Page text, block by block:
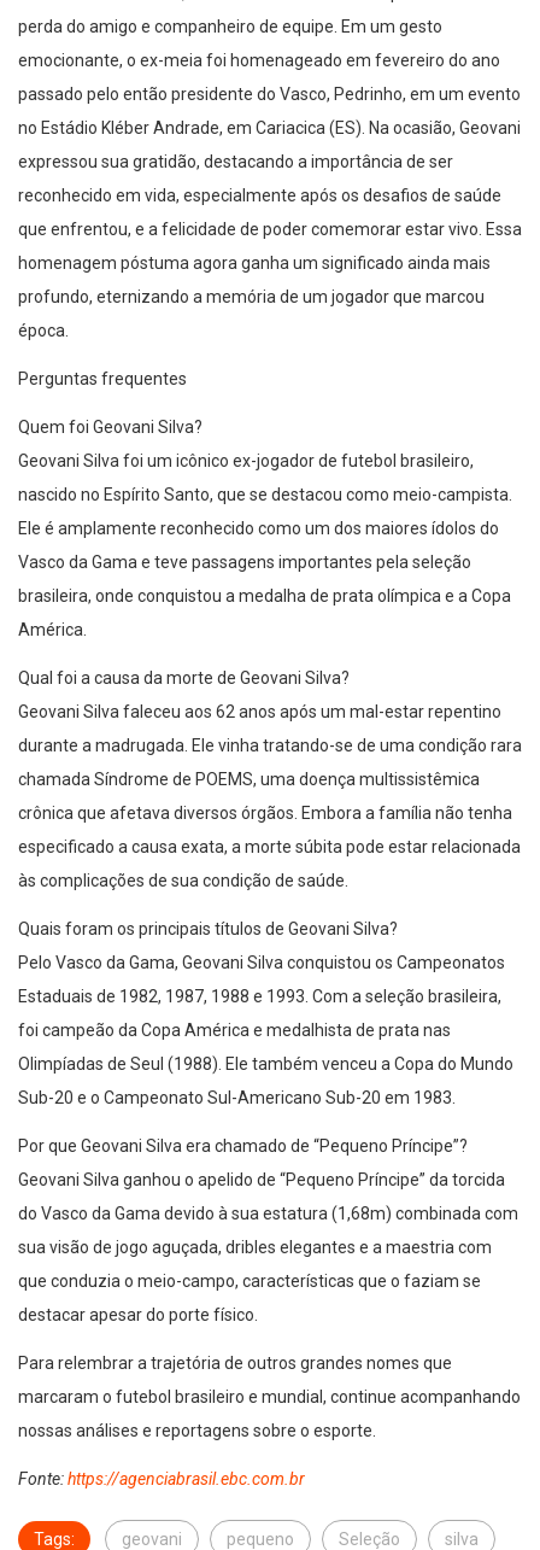
perda do amigo e companheiro de equipe. Em um gesto
emocionante, o ex-meia foi homenageado em fevereiro do ano
passado pelo então presidente do Vasco, Pedrinho, em um evento
no Estádio Kléber Andrade, em Cariacica (ES). Na ocasião, Geovani
expressou sua gratidão, destacando a importância de ser
reconhecido em vida, especialmente após os desafios de saúde
que enfrentou, e a felicidade de poder comemorar estar vivo. Essa
homenagem póstuma agora ganha um significado ainda mais
profundo, eternizando a memória de um jogador que marcou
época.
Perguntas frequentes
Quem foi Geovani Silva?
Geovani Silva foi um icônico ex-jogador de futebol brasileiro,
nascido no Espírito Santo, que se destacou como meio-campista.
Ele é amplamente reconhecido como um dos maiores ídolos do
Vasco da Gama e teve passagens importantes pela seleção
brasileira, onde conquistou a medalha de prata olímpica e a Copa
América.
Qual foi a causa da morte de Geovani Silva?
Geovani Silva faleceu aos 62 anos após um mal-estar repentino
durante a madrugada. Ele vinha tratando-se de uma condição rara
chamada Síndrome de POEMS, uma doença multissistêmica
crônica que afetava diversos órgãos. Embora a família não tenha
especificado a causa exata, a morte súbita pode estar relacionada
às complicações de sua condição de saúde.
Quais foram os principais títulos de Geovani Silva?
Pelo Vasco da Gama, Geovani Silva conquistou os Campeonatos
Estaduais de 1982, 1987, 1988 e 1993. Com a seleção brasileira,
foi campeão da Copa América e medalhista de prata nas
Olimpíadas de Seul (1988). Ele também venceu a Copa do Mundo
Sub-20 e o Campeonato Sul-Americano Sub-20 em 1983.
Por que Geovani Silva era chamado de “Pequeno Príncipe”?
Geovani Silva ganhou o apelido de “Pequeno Príncipe” da torcida
do Vasco da Gama devido à sua estatura (1,68m) combinada com
sua visão de jogo aguçada, dribles elegantes e a maestria com
que conduzia o meio-campo, características que o faziam se
destacar apesar do porte físico.
Para relembrar a trajetória de outros grandes nomes que
marcaram o futebol brasileiro e mundial, continue acompanhando
nossas análises e reportagens sobre o esporte.
Fonte:https://agenciabrasil.ebc.com.br
Tags: geovani pequeno Seleção silva